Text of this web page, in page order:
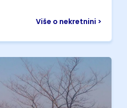
Više o nekretnini >